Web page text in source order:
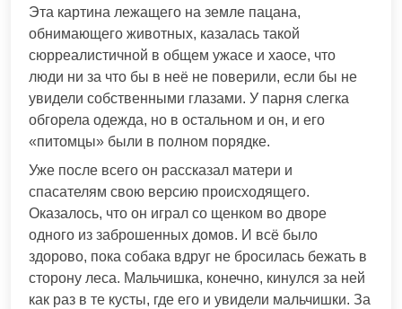
Эта картина лежащего на земле пацана,
обнимающего животных, казалась такой
сюрреалистичной в общем ужасе и хаосе, что
люди ни за что бы в неё не поверили, если бы не
увидели собственными глазами. У парня слегка
обгорела одежда, но в остальном и он, и его
«питомцы» были в полном порядке.
Уже после всего он рассказал матери и
спасателям свою версию происходящего.
Оказалось, что он играл со щенком во дворе
одного из заброшенных домов. И всё было
здорово, пока собака вдруг не бросилась бежать в
сторону леса. Мальчишка, конечно, кинулся за ней
как раз в те кусты, где его и увидели мальчишки. За